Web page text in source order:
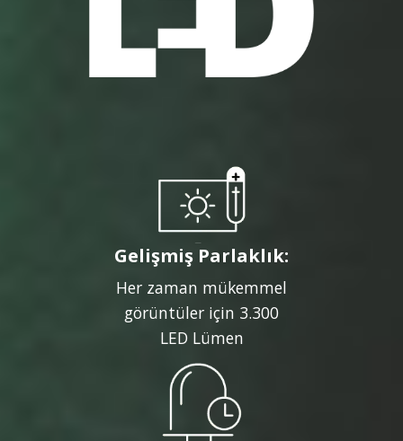
Gelişmiş Parlaklık:
Her zaman mükemmel
görüntüler için 3.300
LED Lümen